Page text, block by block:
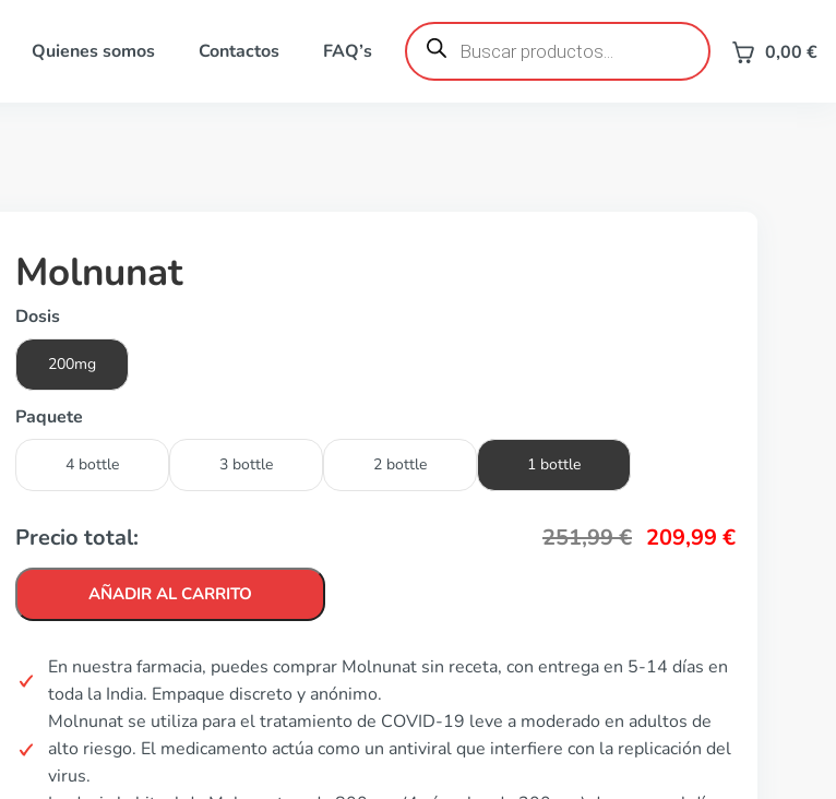
Quienes somos Contactos FAQ’s
Búsqueda
de
productos 0,00 €
Molnunat
Dosis
200mg
Paquete
4 bottle 3 bottle 2 bottle 1 bottle
Precio total: 251,99€ 209,99 €
AÑADIR AL CARRITO
En nuestra farmacia, puedes comprar Molnunat sin receta, con entrega en 5-14 días en
toda la India. Empaque discreto y anónimo.
Molnunat se utiliza para el tratamiento de COVID-19 leve a moderado en adultos de
alto riesgo. El medicamento actúa como un antiviral que interfiere con la replicación del
virus.